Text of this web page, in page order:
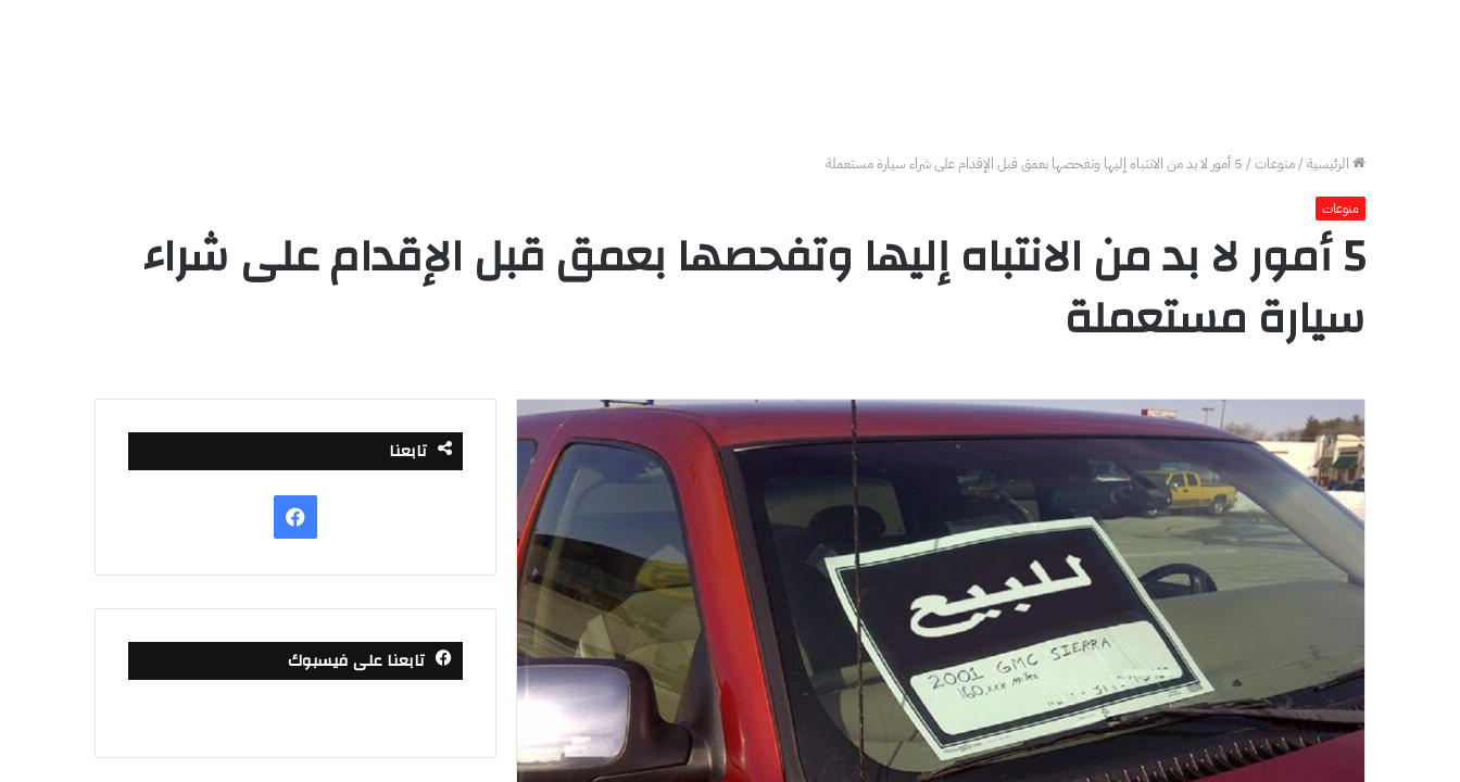
الرئيسية/منوعات/ 5 أمور لا بد من الانتباه إليها وتفحصها بعمق قبل الإقدام على شراء سيارة مستعملة
منوعات
5 أمور لا بد من الانتباه إليها وتفحصها بعمق قبل الإقدام على شراء
سيارة مستعملة
تابعنا
فيسبوك
تابعنا على فيسبوك